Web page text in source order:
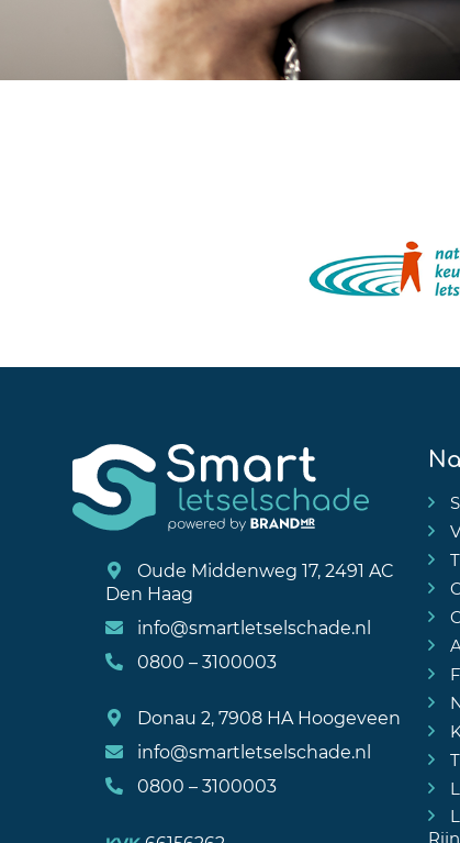
Oude Middenweg 17, 2491 AC
Den Haag
info@smartletselschade.nl
0800 – 3100003
Donau 2, 7908 HA Hoogeveen
info@smartletselschade.nl
0800 – 3100003
Rijn